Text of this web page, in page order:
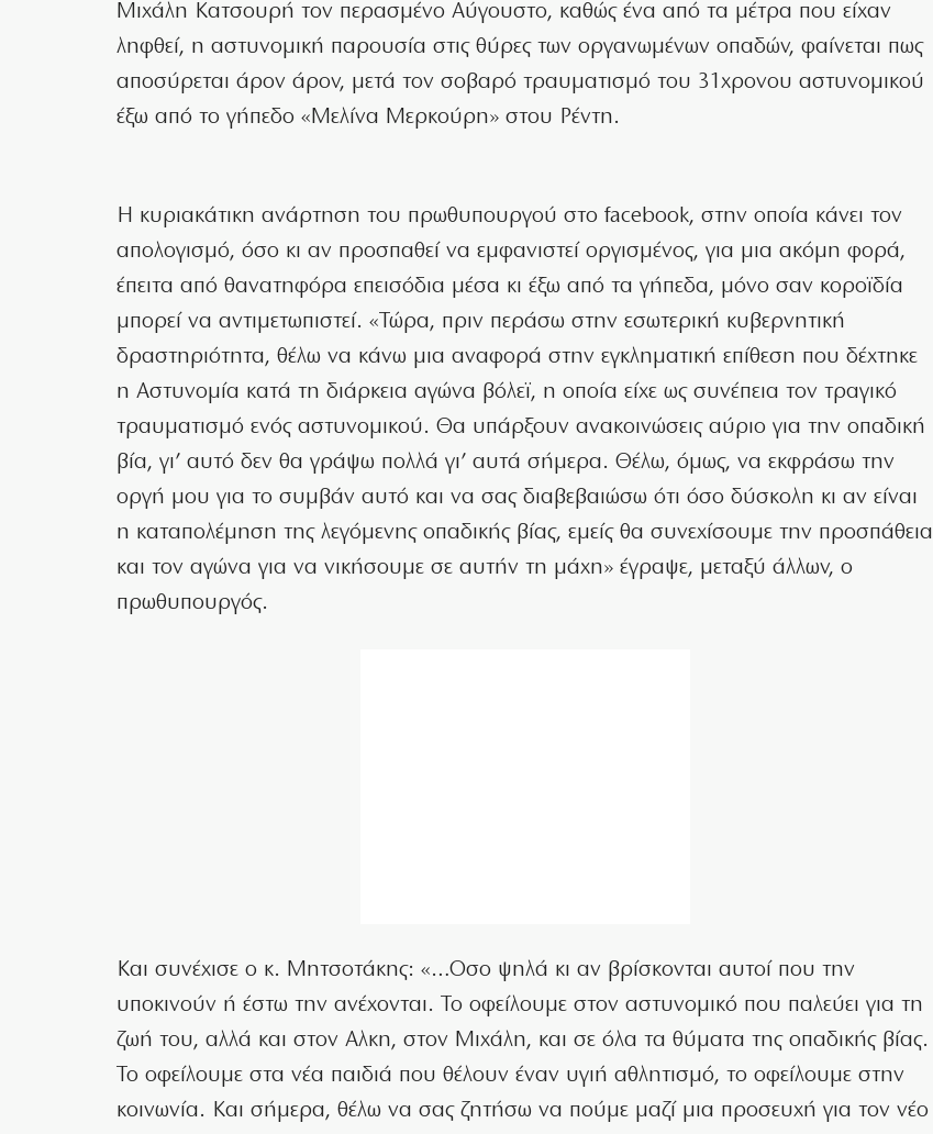
Μιχάλη Κατσουρή τον περασμένο Αύγουστο, καθώς ένα από τα μέτρα που είχαν
ληφθεί, η αστυνομική παρουσία στις θύρες των οργανωμένων οπαδών, φαίνεται πως
αποσύρεται άρον άρον, μετά τον σοβαρό τραυματισμό του 31χρονου αστυνομικού
έξω από το γήπεδο «Μελίνα Μερκούρη» στου Ρέντη.
Η κυριακάτικη ανάρτηση του πρωθυπουργού στο facebook, στην οποία κάνει τον
απολογισμό, όσο κι αν προσπαθεί να εμφανιστεί οργισμένος, για μια ακόμη φορά,
έπειτα από θανατηφόρα επεισόδια μέσα κι έξω από τα γήπεδα, μόνο σαν κοροϊδία
μπορεί να αντιμετωπιστεί. «Τώρα, πριν περάσω στην εσωτερική κυβερνητική
δραστηριότητα, θέλω να κάνω μια αναφορά στην εγκληματική επίθεση που δέχτηκε
η Αστυνομία κατά τη διάρκεια αγώνα βόλεϊ, η οποία είχε ως συνέπεια τον τραγικό
τραυματισμό ενός αστυνομικού. Θα υπάρξουν ανακοινώσεις αύριο για την οπαδική
βία, γι’ αυτό δεν θα γράψω πολλά γι’ αυτά σήμερα. Θέλω, όμως, να εκφράσω την
οργή μου για το συμβάν αυτό και να σας διαβεβαιώσω ότι όσο δύσκολη κι αν είναι
η καταπολέμηση της λεγόμενης οπαδικής βίας, εμείς θα συνεχίσουμε την προσπάθεια
και τον αγώνα για να νικήσουμε σε αυτήν τη μάχη» έγραψε, μεταξύ άλλων, ο
πρωθυπουργός.
Και συνέχισε ο κ. Μητσοτάκης: «…Οσο ψηλά κι αν βρίσκονται αυτοί που την
υποκινούν ή έστω την ανέχονται. Το οφείλουμε στον αστυνομικό που παλεύει για τη
ζωή του, αλλά και στον Αλκη, στον Μιχάλη, και σε όλα τα θύματα της οπαδικής βίας.
Το οφείλουμε στα νέα παιδιά που θέλουν έναν υγιή αθλητισμό, το οφείλουμε στην
κοινωνία. Και σήμερα, θέλω να σας ζητήσω να πούμε μαζί μια προσευχή για τον νέο